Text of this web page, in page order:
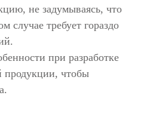
не задумываясь, что
случае требует гораздо
при разработке
продукции, чтобы